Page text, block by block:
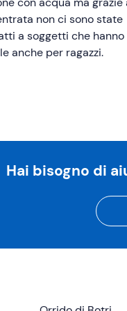
non ci sono state
a soggetti che hanno
anche per ragazzi.
Hai bisogno di